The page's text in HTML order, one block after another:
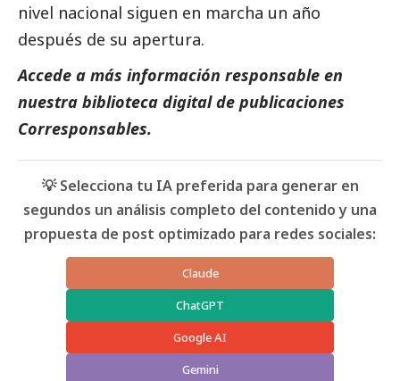
nivel nacional siguen en marcha un año
después de su apertura.
Accede a más información responsable en
nuestra biblioteca digital de publicaciones
Corresponsables.
💡 Selecciona tu IA preferida para generar en
segundos un análisis completo del contenido y una
propuesta de post optimizado para redes sociales:
Claude
ChatGPT
Google AI
Gemini